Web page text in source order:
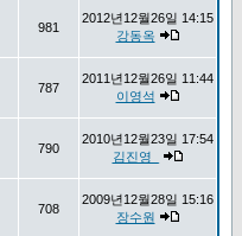
981
2012년12월26일 14:15
강동옥
787
2011년12월26일 11:44
이영석
790
2010년12월23일 17:54
김진영_
708
2009년12월28일 15:16
장수원